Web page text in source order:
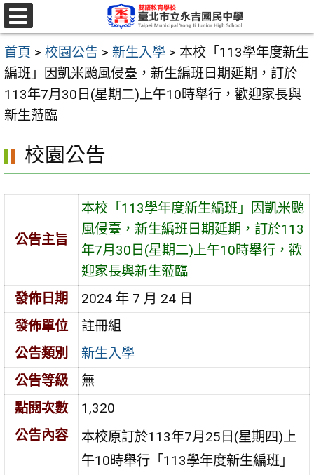
跳
至
主
要
內
容
選
單
首頁 > 校園公告 > 新生入學 > 本校「113學年度新生
編班」因凱米颱風侵臺，新生編班日期延期，訂於
113年7月30日(星期二)上午10時舉行，歡迎家長與
新生蒞臨
校園公告
公告主旨
本校「113學年度新生編班」因凱米颱
風侵臺，新生編班日期延期，訂於113
年7月30日(星期二)上午10時舉行，歡
迎家長與新生蒞臨
發佈日期
2024 年 7 月 24 日
發佈單位
註冊組
公告類別
新生入學
公告等級
無
點閱次數
1,320
公告內容
本校原訂於113年7月25日(星期四)上
午10時舉行「113學年度新生編班」